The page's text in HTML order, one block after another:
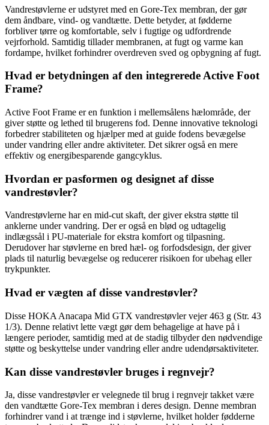
Vandrestøvlerne er udstyret med en Gore-Tex membran, der gør
dem åndbare, vind- og vandtætte. Dette betyder, at fødderne
forbliver tørre og komfortable, selv i fugtige og udfordrende
vejrforhold. Samtidig tillader membranen, at fugt og varme kan
fordampe, hvilket forhindrer overdreven sved og opbygning af fugt.
Hvad er betydningen af ​​den integrerede Active Foot
Frame?
Active Foot Frame er en funktion i mellemsålens hælområde, der
giver støtte og lethed til brugerens fod. Denne innovative teknologi
forbedrer stabiliteten og hjælper med at guide fodens bevægelse
under vandring eller andre aktiviteter. Det sikrer også en mere
effektiv og energibesparende gangcyklus.
Hvordan er pasformen og designet af disse
vandrestøvler?
Vandrestøvlerne har en mid-cut skaft, der giver ekstra støtte til
anklerne under vandring. Der er også en blød og udtagelig
indlægssål i PU-materiale for ekstra komfort og tilpasning.
Derudover har støvlerne en bred hæl- og forfodsdesign, der giver
plads til naturlig bevægelse og reducerer risikoen for ubehag eller
trykpunkter.
Hvad er vægten af ​​disse vandrestøvler?
Disse HOKA Anacapa Mid GTX vandrestøvler vejer 463 g (Str. 43
1/3). Denne relativt lette vægt gør dem behagelige at have på i
længere perioder, samtidig med at de stadig tilbyder den nødvendige
støtte og beskyttelse under vandring eller andre udendørsaktiviteter.
Kan disse vandrestøvler bruges i regnvejr?
Ja, disse vandrestøvler er velegnede til brug i regnvejr takket være
den vandtætte Gore-Tex membran i deres design. Denne membran
forhindrer vand i at trænge ind i støvlerne, hvilket holder fødderne